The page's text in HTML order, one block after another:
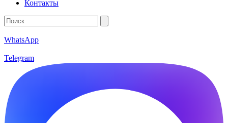
Контакты
WhatsApp
Telegram